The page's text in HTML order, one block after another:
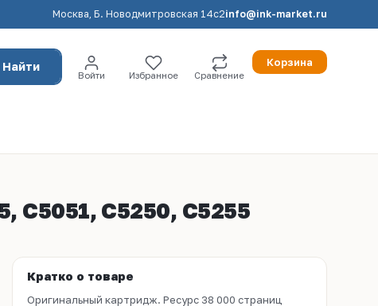
Москва, Б. Новодмитровская 14с2info@ink-market.ru
Найти
Войти Избранное Сравнение
Корзина
C5051, C5250, C5255
Кратко о товаре
Оригинальный картридж. Ресурс 38 000 страниц